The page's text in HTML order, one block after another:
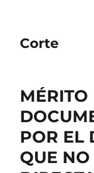
Corte
POR EL
QUE